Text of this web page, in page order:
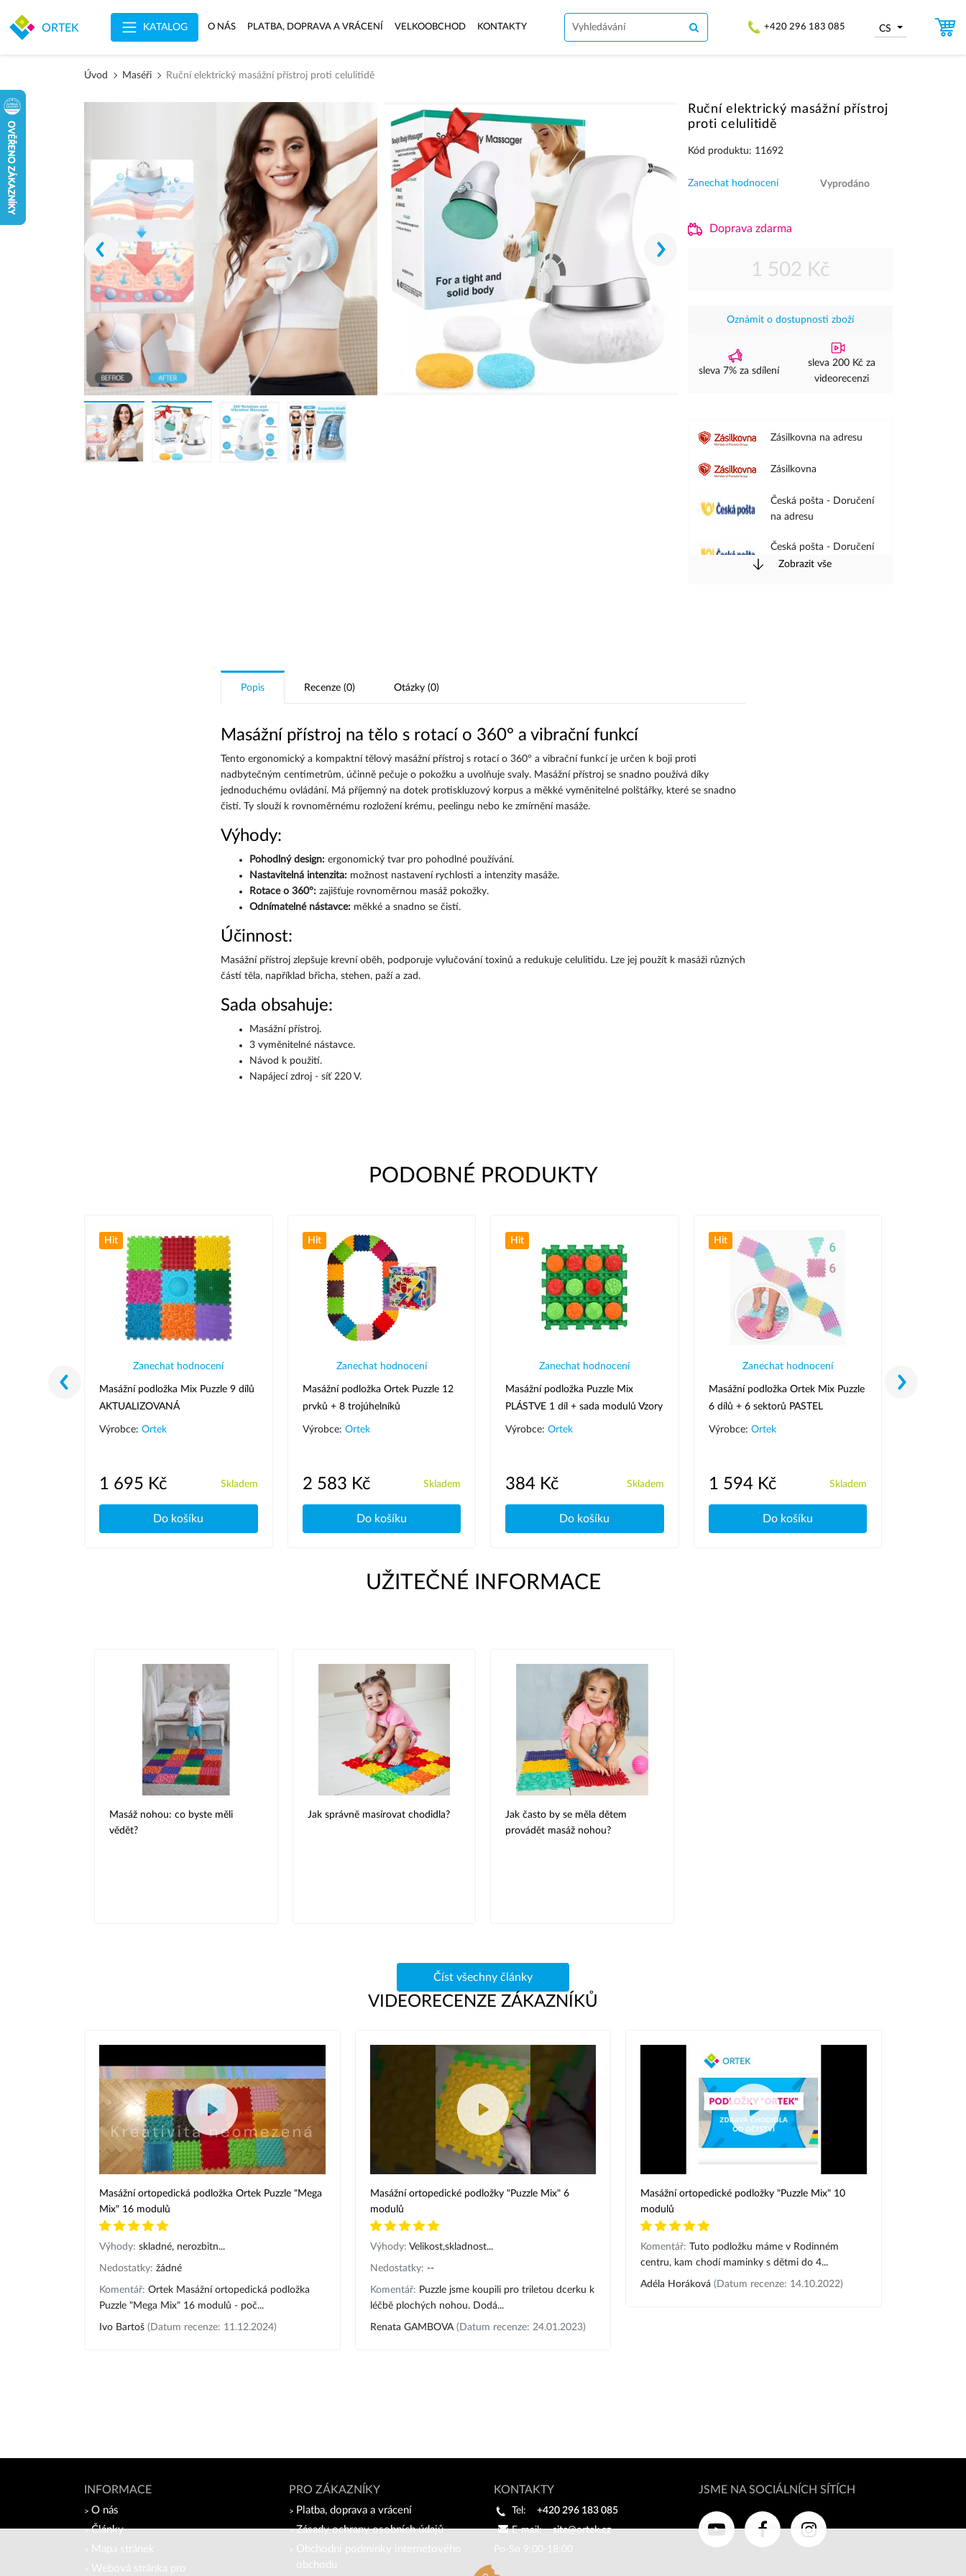
ORTEK KATALOG O NÁS PLATBA, DOPRAVA A VRÁCENÍ VELKOOBCHOD KONTAKTY +420 296 183 085 CS
Úvod Maséři Ruční elektrický masážní přístroj proti celulitidě
Ruční elektrický masážní přístroj
proti celulitidě
Kód produktu: 11692
Zanechat hodnocení Vyprodáno
Doprava zdarma
1 502 Kč
Oznámit o dostupnosti zboží
sleva 7% za sdílení
sleva 200 Kč za
videorecenzi
Zásilkovna na adresu
Zásilkovna
Česká pošta - Doručení
na adresu
Česká pošta - Doručení
na pobočku
Zobrazit vše
Popis Recenze (0) Otázky (0)
Masážní přístroj na tělo s rotací o 360° a vibrační funkcí
Tento ergonomický a kompaktní tělový masážní přístroj s rotací o 360° a vibrační funkcí je určen k boji proti
nadbytečným centimetrům, účinně pečuje o pokožku a uvolňuje svaly. Masážní přístroj se snadno používá díky
jednoduchému ovládání. Má příjemný na dotek protiskluzový korpus a měkké vyměnitelné polštářky, které se snadno
čistí. Ty slouží k rovnoměrnému rozložení krému, peelingu nebo ke zmírnění masáže.
Výhody:
Pohodlný design: ergonomický tvar pro pohodlné používání.
Nastavitelná intenzita: možnost nastavení rychlosti a intenzity masáže.
Rotace o 360°: zajišťuje rovnoměrnou masáž pokožky.
Odnímatelné nástavce: měkké a snadno se čistí.
Účinnost:
Masážní přístroj zlepšuje krevní oběh, podporuje vylučování toxinů a redukuje celulitidu. Lze jej použít k masáži různých
částí těla, například břicha, stehen, paží a zad.
Sada obsahuje:
Masážní přístroj.
3 vyměnitelné nástavce.
Návod k použití.
Napájecí zdroj - síť 220 V.
PODOBNÉ PRODUKTY
Hit
Zanechat hodnocení
Masážní podložka Mix Puzzle 9 dílů
AKTUALIZOVANÁ
Výrobce: Ortek
1 695 Kč Skladem
Do košíku
Hit
Zanechat hodnocení
Masážní podložka Ortek Puzzle 12
prvků + 8 trojúhelníků
Výrobce: Ortek
2 583 Kč Skladem
Do košíku
Hit
Zanechat hodnocení
Masážní podložka Puzzle Mix
PLÁSTVE 1 díl + sada modulů Vzory
Výrobce: Ortek
384 Kč Skladem
Do košíku
Hit
Zanechat hodnocení
Masážní podložka Ortek Mix Puzzle
6 dílů + 6 sektorů PASTEL
Výrobce: Ortek
1 594 Kč Skladem
Do košíku
UŽITEČNÉ INFORMACE
Masáž nohou: co byste měli
vědět?
Jak správně masírovat chodidla?
Jak často by se měla dětem
provádět masáž nohou?
Číst všechny články
VIDEORECENZE ZÁKAZNÍKŮ
Masážní ortopedická podložka Ortek Puzzle "Mega
Mix" 16 modulů
Výhody: skladné, nerozbitn...
Nedostatky: žádné
Komentář: Ortek Masážní ortopedická podložka
Puzzle "Mega Mix" 16 modulů - poč...
Ivo Bartoš (Datum recenze: 11.12.2024)
Masážní ortopedické podložky "Puzzle Mix" 6
modulů
Výhody: Velikost,skladnost...
Nedostatky: --
Komentář: Puzzle jsme koupili pro triletou dcerku k
léčbě plochých nohou. Dodá...
Renata GAMBOVA (Datum recenze: 24.01.2023)
Masážní ortopedické podložky "Puzzle Mix" 10
modulů
Komentář: Tuto podložku máme v Rodinném
centru, kam chodí maminky s dětmi do 4...
Adéla Horáková(Datum recenze: 14.10.2022)
INFORMACE
O nás
Články
Mapa stránek
Webová stránka pro
PRO ZÁKAZNÍKY
Platba, doprava a vrácení
Zásady ochrany osobních údajů
Obchodní podmínky internetového
obchodu
KONTAKTY
Tel:
+420 296 183 085
E-mail:
site@ortek.cz
Po-So 9:00-18:00
JSME NA SOCIÁLNÍCH SÍTÍCH